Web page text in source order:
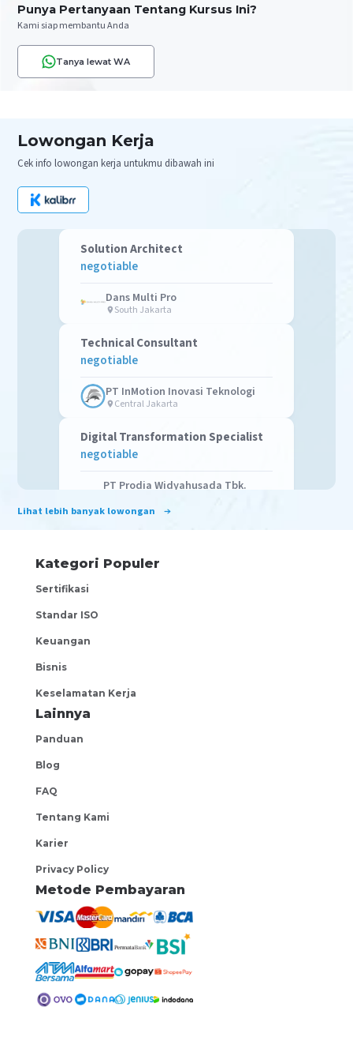
Punya Pertanyaan Tentang Kursus Ini?
Kami siap membantu Anda
Tanya lewat WA
Lowongan Kerja
Cek info lowongan kerja untukmu dibawah ini
Solution Architect
negotiable
Dans Multi Pro
South Jakarta
Technical Consultant
negotiable
PT InMotion Inovasi Teknologi
Central Jakarta
Digital Transformation Specialist
negotiable
PT Prodia Widyahusada Tbk.
Central Jakarta
negotiable
Backend Developer Node Js
Dans Multi Pro
Jakarta Selatan
QA Automation Katalon Studio
Code.id
Jakarta
Account Manager IT
negotiable
PT InMotion Inovasi Teknologi
Lihat lebih banyak lowongan
Kategori Populer
Sertifikasi
Standar ISO
Keuangan
Bisnis
Keselamatan Kerja
Lainnya
Panduan
Blog
FAQ
Tentang Kami
Karier
Privacy Policy
Metode Pembayaran